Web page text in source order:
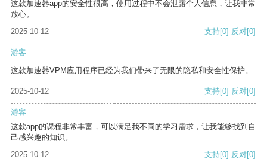
这款加速器app的安全性很高，使用过程中不会泄露个人信息，让我非常
放心。
2025-10-12
支持[0] 反对[0]
游客
这款加速器VPM应用程序已经为我们带来了无限的隐私和安全性保护。
2025-10-12 支持[0] 反对[0]
游客
这款app的课程非常丰富，可以满足我不同的学习需求，让我能够找到自
己感兴趣的知识。
2025-10-12
支持[0] 反对[0]